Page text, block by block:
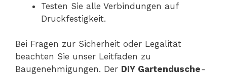
Testen Sie alle Verbindungen auf
Druckfestigkeit.
Bei Fragen zur Sicherheit oder Legalität
beachten Sie unser Leitfaden zu
Baugenehmigungen. Der DIY Gartendusche-